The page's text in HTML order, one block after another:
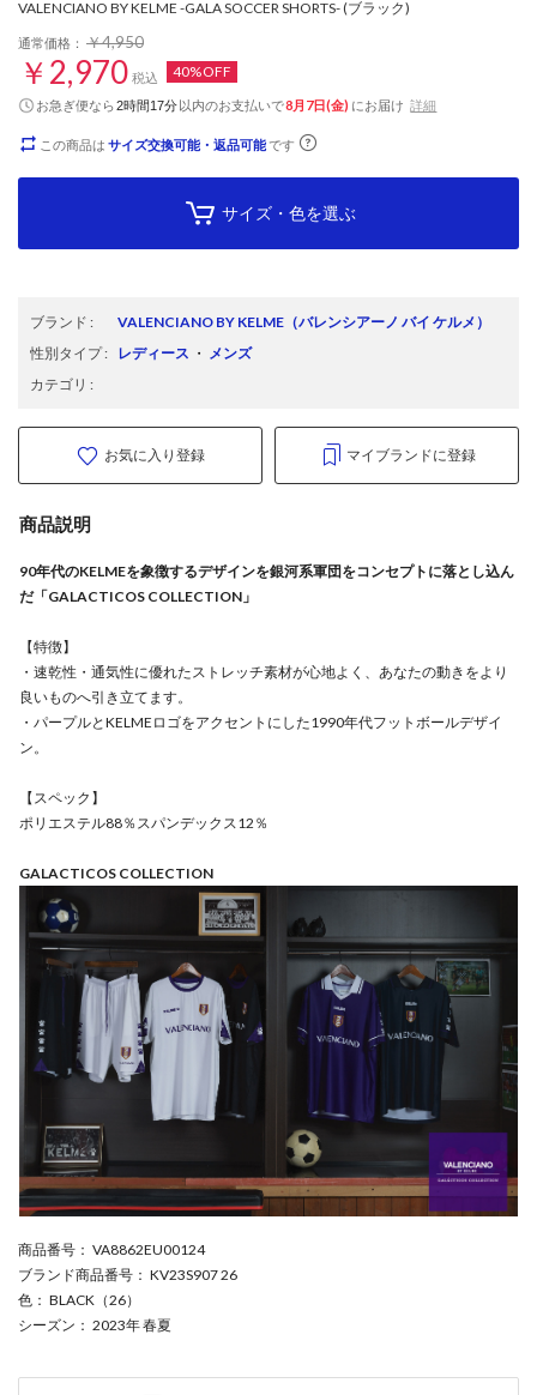
VALENCIANO BY KELME -GALA SOCCER SHORTS- (ブラック)
通常価格： ￥4,950
￥2,970 税込 40%OFF
お急ぎ便なら2時間17分以内のお支払いで8月7日(金) にお届け 詳細
この商品は サイズ交換可能・返品可能です
サイズ・色を選ぶ
ブランド : VALENCIANO BY KELME （バレンシアーノ バイ ケルメ）
性別タイプ: レディース ・
メンズ
カテゴリ :
お気に入り登録 マイブランドに登録
商品説明
90年代のKELMEを象徴するデザインを銀河系軍団をコンセプトに落とし込ん
だ「GALACTICOS COLLECTION」
【特徴】
・速乾性・通気性に優れたストレッチ素材が心地よく、あなたの動きをより
良いものへ引き立てます。
・パープルとKELMEロゴをアクセントにした1990年代フットボールデザイ
ン。
【スペック】
ポリエステル88％スパンデックス12％
GALACTICOS COLLECTION
商品番号 ： VA8862EU00124
ブランド商品番号 ： KV23S907 26
色 ： BLACK（26）
シーズン ： 2023年 春夏